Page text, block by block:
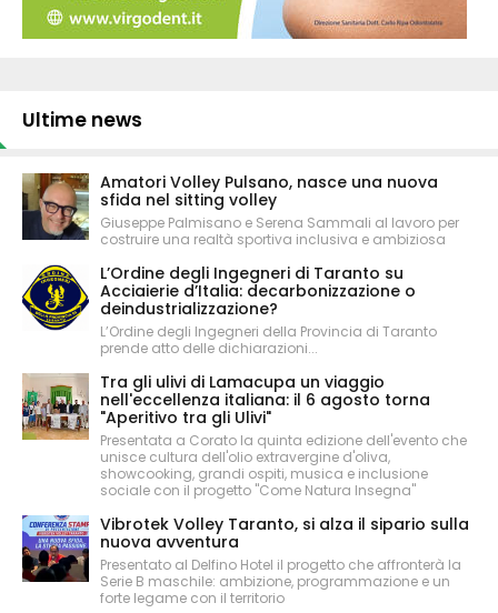
Ultime news
Amatori Volley Pulsano, nasce una nuova
sfida nel sitting volley
Giuseppe Palmisano e Serena Sammali al lavoro per
costruire una realtà sportiva inclusiva e ambiziosa
L’Ordine degli Ingegneri di Taranto su
Acciaierie d’Italia: decarbonizzazione o
deindustrializzazione?
L’Ordine degli Ingegneri della Provincia di Taranto
prende atto delle dichiarazioni...
Tra gli ulivi di Lamacupa un viaggio
nell'eccellenza italiana: il 6 agosto torna
"Aperitivo tra gli Ulivi"
Presentata a Corato la quinta edizione dell'evento che
unisce cultura dell'olio extravergine d'oliva,
showcooking, grandi ospiti, musica e inclusione
sociale con il progetto "Come Natura Insegna"
Vibrotek Volley Taranto, si alza il sipario sulla
nuova avventura
Presentato al Delfino Hotel il progetto che affronterà la
Serie B maschile: ambizione, programmazione e un
forte legame con il territorio